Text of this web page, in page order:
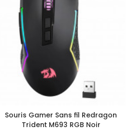
Souris Gamer Sans fil Redragon
Trident M693 RGB Noir